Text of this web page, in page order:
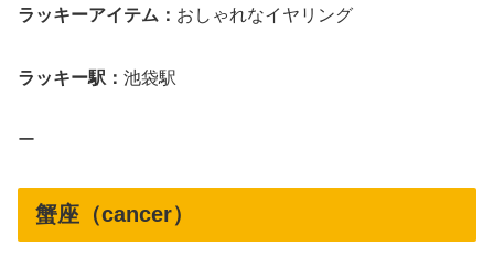
ラッキーアイテム： おしゃれなイヤリング
ラッキー駅： 池袋駅
ー
蟹座（cancer）